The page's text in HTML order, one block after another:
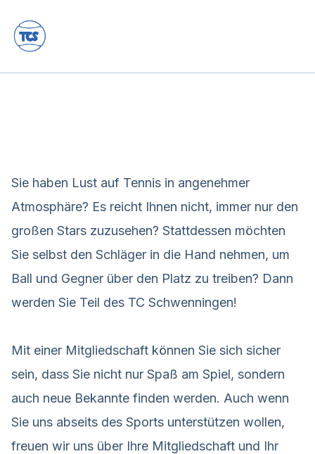
Sie haben Lust auf Tennis in angenehmer
Atmosphäre? Es reicht Ihnen nicht, immer nur den
großen Stars zuzusehen? Stattdessen möchten
Sie selbst den Schläger in die Hand nehmen, um
Ball und Gegner über den Platz zu treiben? Dann
werden Sie Teil des TC Schwenningen!
Mit einer Mitgliedschaft können Sie sich sicher
sein, dass Sie nicht nur Spaß am Spiel, sondern
auch neue Bekannte finden werden. Auch wenn
Sie uns abseits des Sports unterstützen wollen,
freuen wir uns über Ihre Mitgliedschaft und Ihr